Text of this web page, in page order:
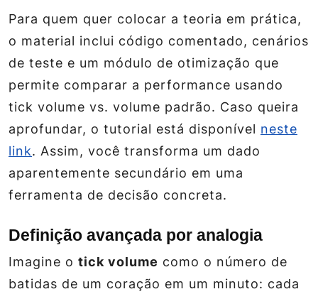
Para quem quer colocar a teoria em prática,
o material inclui código comentado, cenários
de teste e um módulo de otimização que
permite comparar a performance usando
tick volume vs. volume padrão. Caso queira
aprofundar, o tutorial está disponível neste
link. Assim, você transforma um dado
aparentemente secundário em uma
ferramenta de decisão concreta.
Definição avançada por analogia
Imagine o tick volume como o número de
batidas de um coração em um minuto: cada